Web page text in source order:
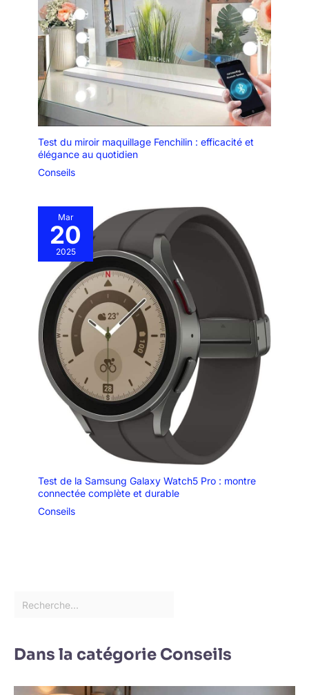
Test du miroir maquillage Fenchilin : efficacité et
élégance au quotidien
Conseils
Mar
20
2025
Test de la Samsung Galaxy Watch5 Pro : montre
connectée complète et durable
Conseils
Dans la catégorie Conseils